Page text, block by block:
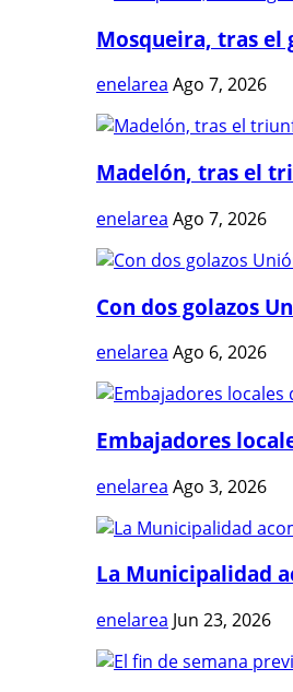
Mosqueira, tras el
enelarea Ago 7, 2026
Madelón, tras el
enelarea Ago 7, 2026
Con dos golazos
enelarea Ago 6, 2026
Embajadores
enelarea Ago 3, 2026
La Municipalidad
enelarea Jun 23, 2026